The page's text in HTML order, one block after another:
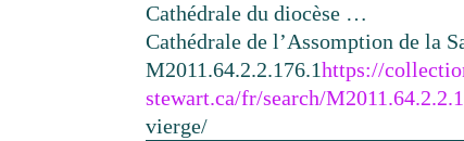
Cathédrale du diocèse …
Cathédrale de l’Assomption de la
M2011.64.2.2.176.1https://
stewart.ca/fr/search/
vierge/